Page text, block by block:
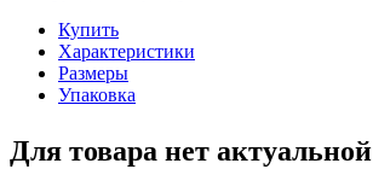
Купить
Характеристики
Размеры
Упаковка
Для товара нет актуальной